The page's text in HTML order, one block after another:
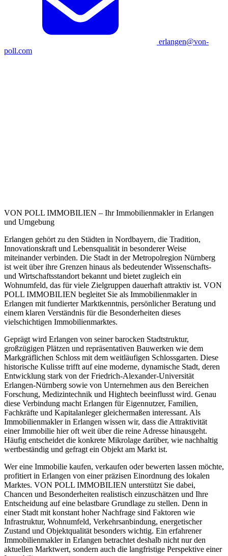
erlangen@von-
poll.com
VON POLL IMMOBILIEN – Ihr Immobilienmakler in Erlangen
und Umgebung
Erlangen gehört zu den Städten in Nordbayern, die Tradition,
Innovationskraft und Lebensqualität in besonderer Weise
miteinander verbinden. Die Stadt in der Metropolregion Nürnberg
ist weit über ihre Grenzen hinaus als bedeutender Wissenschafts-
und Wirtschaftsstandort bekannt und bietet zugleich ein
Wohnumfeld, das für viele Zielgruppen dauerhaft attraktiv ist. VON
POLL IMMOBILIEN begleitet Sie als Immobilienmakler in
Erlangen mit fundierter Marktkenntnis, persönlicher Beratung und
einem klaren Verständnis für die Besonderheiten dieses
vielschichtigen Immobilienmarktes.
Geprägt wird Erlangen von seiner barocken Stadtstruktur,
großzügigen Plätzen und repräsentativen Bauwerken wie dem
Markgräflichen Schloss mit dem weitläufigen Schlossgarten. Diese
historische Kulisse trifft auf eine moderne, dynamische Stadt, deren
Entwicklung stark von der Friedrich-Alexander-Universität
Erlangen-Nürnberg sowie von Unternehmen aus den Bereichen
Forschung, Medizintechnik und Hightech beeinflusst wird. Genau
diese Verbindung macht Erlangen für Eigennutzer, Familien,
Fachkräfte und Kapitalanleger gleichermaßen interessant. Als
Immobilienmakler in Erlangen wissen wir, dass die Attraktivität
einer Immobilie hier oft weit über die reine Adresse hinausgeht.
Häufig entscheidet die konkrete Mikrolage darüber, wie nachhaltig
wertbeständig und gefragt ein Objekt am Markt ist.
Wer eine Immobilie kaufen, verkaufen oder bewerten lassen möchte,
profitiert in Erlangen von einer präzisen Einordnung des lokalen
Marktes. VON POLL IMMOBILIEN unterstützt Sie dabei,
Chancen und Besonderheiten realistisch einzuschätzen und Ihre
Entscheidung auf eine belastbare Grundlage zu stellen. Denn in
einer Stadt mit konstant hoher Nachfrage sind Faktoren wie
Infrastruktur, Wohnumfeld, Verkehrsanbindung, energetischer
Zustand und Objektqualität besonders wichtig. Ein erfahrener
Immobilienmakler in Erlangen betrachtet deshalb nicht nur den
aktuellen Marktwert, sondern auch die langfristige Perspektive einer